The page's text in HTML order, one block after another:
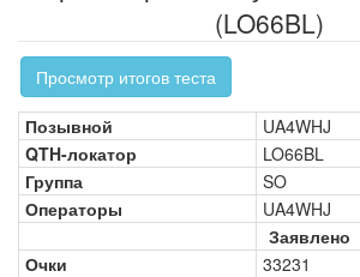
(LO66BL)
Просмотр итогов теста
Позывной
UA4WHJ
QTH-локатор
LO66BL
Группа
SO
Операторы
UA4WHJ
Заявлено
Очки
33231